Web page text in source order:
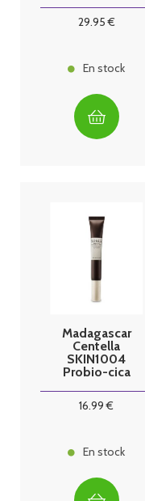
gélules
29.95€
En stock
Madagascar
Centella
SKIN1004
Probio-cica
16.99 €
En stock